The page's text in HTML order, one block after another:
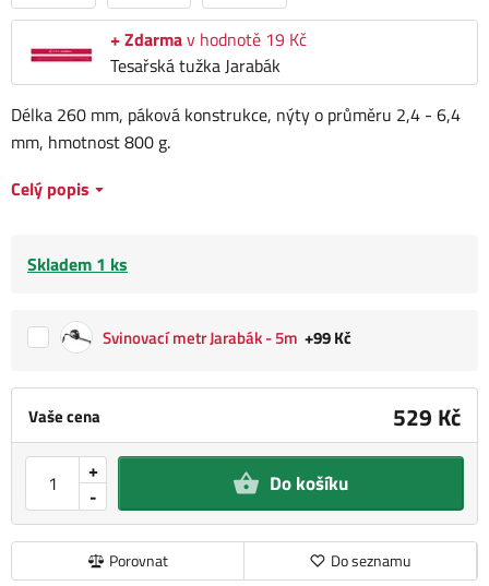
+ Zdarmav hodnotě 19 Kč
Tesařská tužka Jarabák
Vaše cena 529 Kč
-
+ Do košíku
Porovnat Do seznamu
Délka 260 mm, páková konstrukce, nýty o průměru 2,4 - 6,4
mm, hmotnost 800 g.
Celý popis
Skladem 1 ks
Svinovací metr Jarabák - 5m +99 Kč